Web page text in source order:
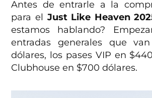
Antes de entrarle a la
para el Just Like Heaven
estamos hablando?
entradas generales que
dólares, los pases VIP en
Clubhouse en $700 dólares.